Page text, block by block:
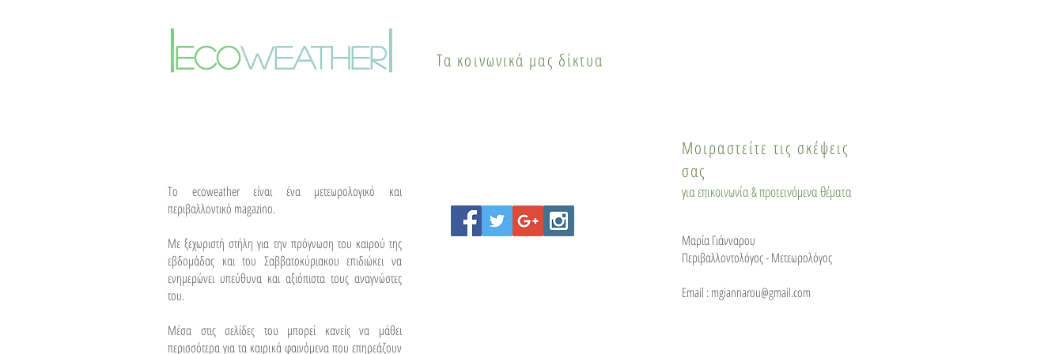
Πότε αλλάζει το σκηνικό
του καιρού
λύσεις
ecoweather| Τα κοινωνικά μας δίκτυα
To ecoweather είναι ένα μετεωρολογικό και
περιβαλλοντικό magazino.
Με ξεχωριστή στήλη για την πρόγνωση του καιρού της
εβδομάδας και του Σαββατοκύριακου επιδιώκει να
ενημερώνει υπεύθυνα και αξιόπιστα τους αναγνώστες
του.
Μέσα στις σελίδες του μπορεί κανείς να μάθει
περισσότερα για τα καιρικά φαινόμενα που επηρεάζουν
Μοιραστείτε τις σκέψεις
σας
για επικοινωνία & προτεινόμενα θέματα
Μαρία Γιάνναρου
Περιβαλλοντολόγος - Μετεωρολόγος
Email :mgiannarou@gmail.com